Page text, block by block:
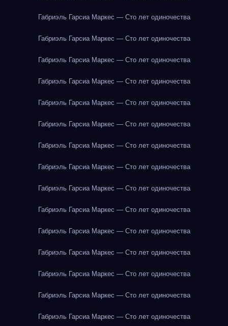
Габриэль Гарсиа Маркес — Сто лет одиночества
Габриэль Гарсиа Маркес — Сто лет одиночества
Габриэль Гарсиа Маркес — Сто лет одиночества
Габриэль Гарсиа Маркес — Сто лет одиночества
Габриэль Гарсиа Маркес — Сто лет одиночества
Габриэль Гарсиа Маркес — Сто лет одиночества
Габриэль Гарсиа Маркес — Сто лет одиночества
Габриэль Гарсиа Маркес — Сто лет одиночества
Габриэль Гарсиа Маркес — Сто лет одиночества
Габриэль Гарсиа Маркес — Сто лет одиночества
Габриэль Гарсиа Маркес — Сто лет одиночества
Габриэль Гарсиа Маркес — Сто лет одиночества
Габриэль Гарсиа Маркес — Сто лет одиночества
Габриэль Гарсиа Маркес — Сто лет одиночества
Габриэль Гарсиа Маркес — Сто лет одиночества